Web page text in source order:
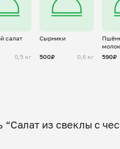
салат
0,5 кг
Сырники
500₽ 0,6 кг
590₽
из свеклы с